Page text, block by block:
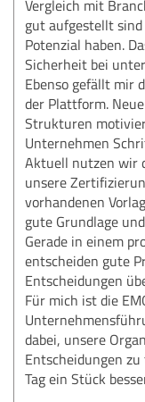
Vergleich mit
gut aufgestellt
Potenzial haben.
Sicherheit bei
Ebenso gefällt mir
der Plattform.
Strukturen
Unternehmen
Aktuell nutzen wir
unsere
vorhandenen
gute Grundlage
Gerade in einem
entscheiden gute
Entscheidungen
Für mich ist die
dabei, unsere
Entscheidungen
Tag ein Stück